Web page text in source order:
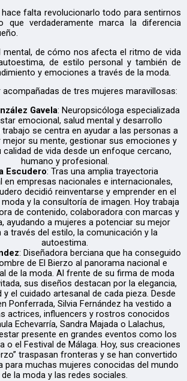
falta revolucionarlo todo para sentirnos
que verdaderamente marca la diferencia
mental, de cómo nos afecta el ritmo de vida
de estilo personal y también de
y emociones a través de la moda.
de tres mujeres maravillosas:
Gavela: Neuropsicóloga especializada
emocional, salud mental y desarrollo
trabajo se centra en ayudar a las personas a
mejor su mente, gestionar sus emociones y
calidad de vida desde un enfoque cercano,
humano y profesional.
Escudero: Tras una amplia trayectoria
en empresas nacionales e internacionales,
decidió reinventarse y emprender en el
y la consultoría de imagen. Hoy trabaja
de contenido, colaboradora con marcas y
ayudando a mujeres a potenciar su mejor
a través del estilo, la comunicación y la
autoestima.
: Diseñadora berciana que ha conseguido
de El Bierzo al panorama nacional e
de la moda. Al frente de su firma de moda
sus diseños destacan por la elegancia,
y el cuidado artesanal de cada pieza. Desde
Ponferrada, Silvia Fernández ha vestido a
actrices, influencers y rostros conocidos
Echevarría, Sandra Majada o Lalachus,
presente en grandes eventos como los
o el Festival de Málaga. Hoy, sus creaciones
traspasan fronteras y se han convertido
para muchas mujeres conocidas del mundo
de la moda y las redes sociales.